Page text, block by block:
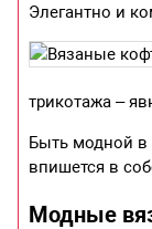
Элегантно и
трикотажа –
Быть модной в
впишется в
Модные